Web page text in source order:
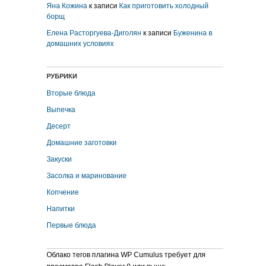
Яна Кожина к записи Как приготовить холодный
борщ
Елена Расторгуева-Диголян к записи Буженина в
домашних условиях
РУБРИКИ
Вторые блюда
Выпечка
Десерт
Домашние заготовки
Закуски
Засолка и маринование
Копчение
Напитки
Первые блюда
Облако тегов плагина WP Cumulus требует для